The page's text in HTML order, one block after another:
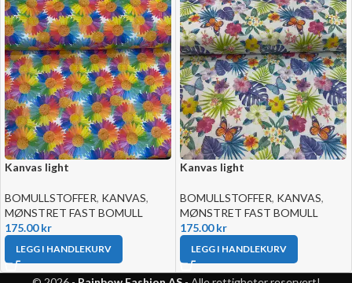
Kanvas light
BOMULLSTOFFER, KANVAS,
MØNSTRET FAST BOMULL
175.00kr
LEGG I HANDLEKURV
Kanvas light
BOMULLSTOFFER, KANVAS,
MØNSTRET FAST BOMULL
175.00kr
LEGG I HANDLEKURV